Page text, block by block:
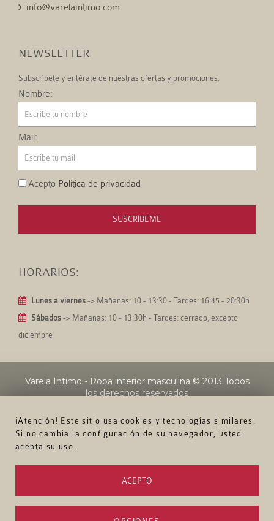
¡Atención! Este sitio usa cookies y tecnologías similares.
Si no cambia la configuración de su navegador, usted
acepta su uso.
ACEPTO
info@varelaintimo.com
NEWSLETTER
Subscríbete y entérate de nuestras ofertas y promociones.
Nombre:
Mail:
Acepto Política de privacidad
SUSCRÍBEME
HORARIOS:
Lunes a viernes -> Mañanas: 10 - 13:30 - Tardes: 16:45 - 20:30h
Sábados -> Mañanas: 10 - 13:30h - Tardes: cerrado, excepto
diciembre
Varela Intimo - Ropa interior masculina © 2013 Todos
los derechos reservados